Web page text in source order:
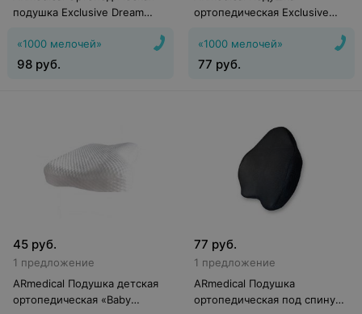
подушка Exclusive Dream
«1000 мелочей»
98 руб.
ортопедическая Exclusive
«1000 мелочей»
77 руб.
45 руб.
1 предложение
ARmedical Подушка детская
ортопедическая «Baby
77 руб.
1 предложение
ARmedical Подушка
ортопедическая под спину